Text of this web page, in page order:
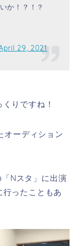
か！？！？
29, 2021
りですね！
オーディション
Nスタ」に出演
行ったこともあ